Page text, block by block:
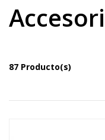
87 Producto(s)